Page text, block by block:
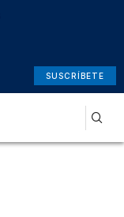
SUSCRÍBETE